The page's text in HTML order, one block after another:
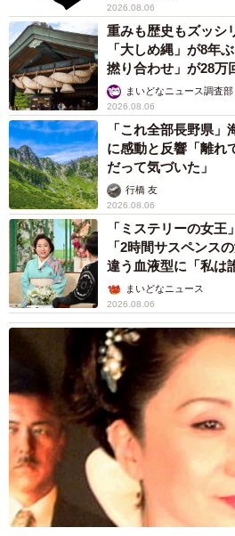
2026.08.06
重みも歴史もズッシ
「大しめ縄」が8年
撚り合わせ」が28万
まいどなニュース調査部
2026.08.06
「これ全部長野県
に感動と反響「離れ
だって気づいた」
行橋 友
2026.08.06
「ミステリーの女
「2時間サスペンス
違う血液型に「私は
屋】まいどなニュース
2026.08.06